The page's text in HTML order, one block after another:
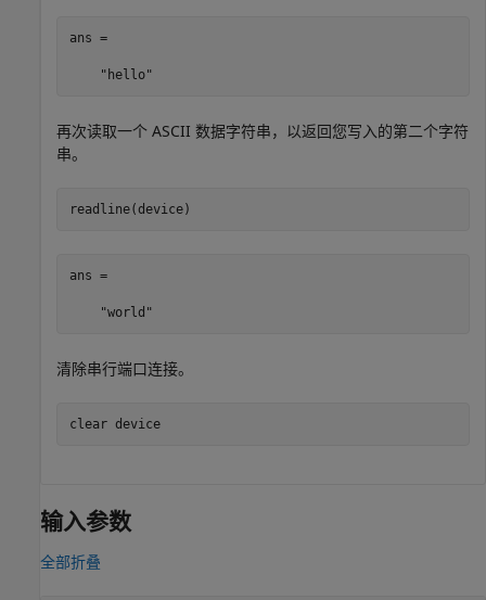
ans =
再次读取一个 ASCII 数据字符串，以返回您写入的第二个字符
串。
readline(device)
ans =
清除串行端口连接。
clear device
输入参数
全部折叠